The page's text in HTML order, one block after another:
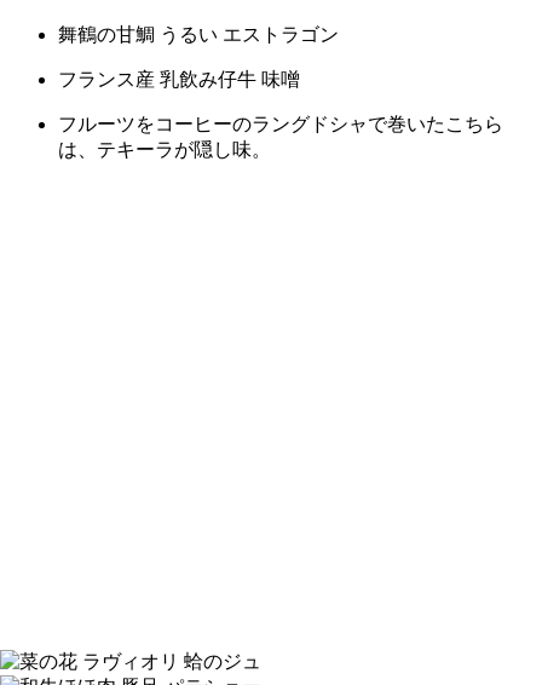
舞鶴の甘鯛 うるい エストラゴン
フランス産 乳飲み仔牛 味噌
フルーツをコーヒーのラングドシャで巻いたこちら
は、テキーラが隠し味。